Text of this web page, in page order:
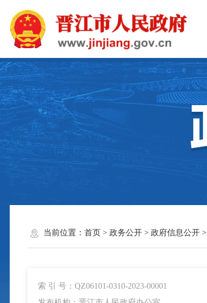
当前位置： 首页> 政务公开> 政府信息公开>
索 引 号：QZ06101-0310-2023-00001